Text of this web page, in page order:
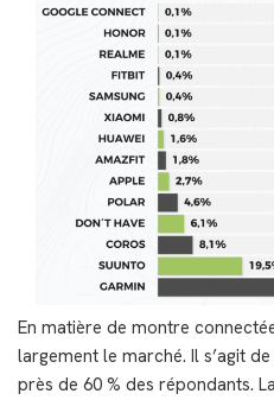
En matière de montre
largement le marché. Il s’agit
près de 60 % des répondants.